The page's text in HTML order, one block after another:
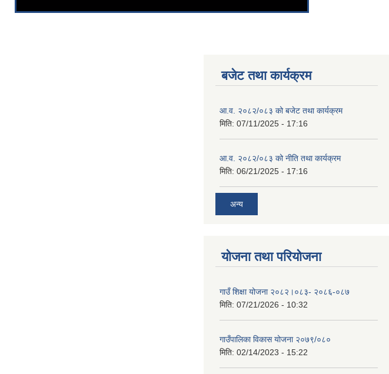
बजेट तथा कार्यक्रम
आ.व. २०८२/०८३ को बजेट तथा कार्यक्रम
मिति: 07/11/2025 - 17:16
आ.व. २०८२/०८३ को नीति तथा कार्यक्रम
मिति: 06/21/2025 - 17:16
अन्य
योजना तथा परियोजना
गाउँ शिक्षा योजना २०८२।०८३- २०८६-०८७
मिति: 07/21/2026 - 10:32
गाउँपालिका विकास योजना २०७९/०८०
मिति: 02/14/2023 - 15:22